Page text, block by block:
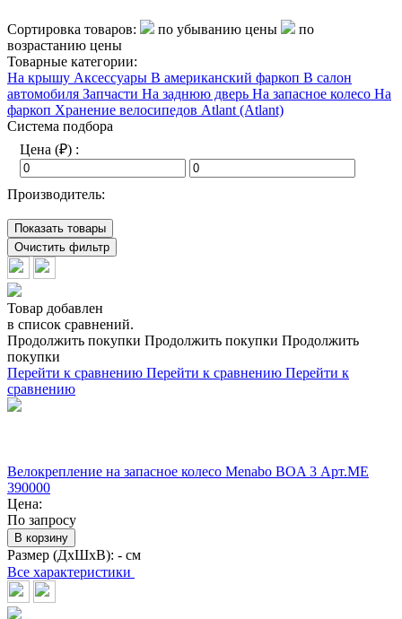
Сортировка товаров: по убыванию цены
по
возрастанию цены
Товарные категории:
На крышу Аксессуары В американский фаркоп В салон
автомобиля Запчасти На заднюю дверь На запасное колесо На
фаркоп Хранение велосипедов Atlant (Atlant)
Система подбора
Цена (₽) :
Производитель:
Показать товары
Очистить фильтр
Товар добавлен
в список сравнений.
Продолжить покупки Продолжить покупки Продолжить
покупки
Перейти к сравнению Перейти к сравнению Перейти к
сравнению
Велокрепление на запасное колесо Menabo BOA 3 Арт.ME
390000
Цена:
По запросу
В корзину
Размер (ДхШхВ): - см
Все характеристики